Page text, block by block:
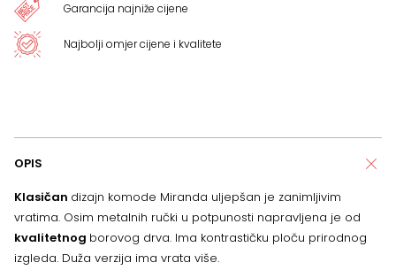
Garancija najniže cijene
Najbolji omjer cijene i kvalitete
OPIS
Klasičan dizajn komode Miranda uljepšan je zanimljivim
vratima. Osim metalnih ručki u potpunosti napravljena je od
kvalitetnog borovog drva. Ima kontrastičku ploču prirodnog
izgleda. Duža verzija ima vrata više.